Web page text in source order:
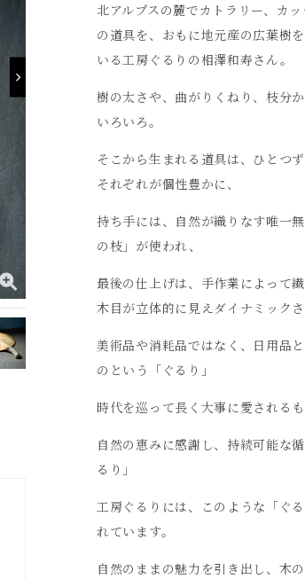
北アルプスの麓でカトラリー、カ
の道具を、おもに地元産の広葉樹
いる工房ぐるりの相澤和寿さん。
樹の太さや、曲がりくねり、枝分
いろいろ。
そこから生まれる道具は、ひとつ
それぞれが個性豊かに、
持ち手には、自然が織りなす唯一
の枝」が使われ、
最後の仕上げは、手作業によって
木目が立体的に見えダイナミック
美術品や消耗品ではなく、日用品
のという「ぐるり」
時代を巡って長く大事に愛される
自然の恵みに感謝し、持続可能な
るり」
工房ぐるりには、このような「ぐ
れています。
自然のままの魅力を引き出し、木